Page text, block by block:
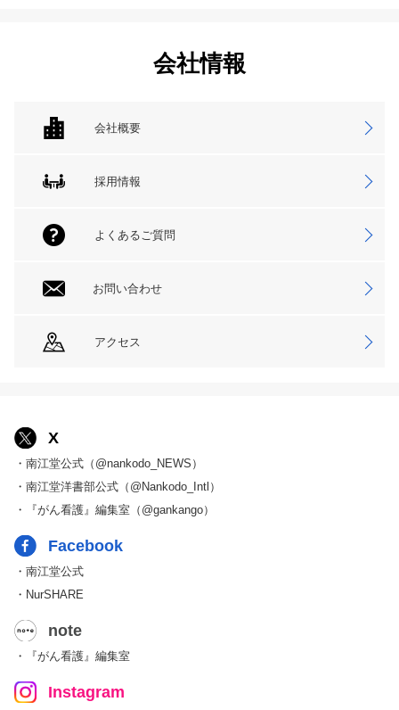
会社情報
会社概要
採用情報
よくあるご質問
お問い合わせ
アクセス
X
・南江堂公式（@nankodo_NEWS）
・南江堂洋書部公式（@Nankodo_Intl）
・『がん看護』編集室（@gankango）
Facebook
・南江堂公式
・NurSHARE
note
・『がん看護』編集室
Instagram